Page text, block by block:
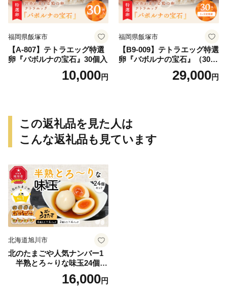
福岡県飯塚市
【A-807】テトラエッグ特選
卵『バボルナの宝石』30個入
10,000円
福岡県飯塚市
【B9-009】テトラエッグ特選
卵『バボルナの宝石』（30
個/月）【3カ月定期便】
29,000円
この返礼品を見た人は
こんな返礼品も見ています
北海道旭川市
北のたまごや人気ナンバー1
半熟とろ～りな味玉24個入
16,000円